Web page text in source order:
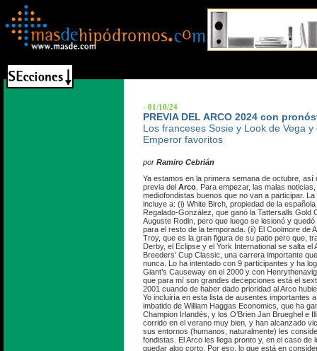
- 01/10/24
PREVIA DEL ARCO 2024 con
Los franceses Sosie y Look de Vega
Emperor favoritos
por Ramiro Cebrián
Ya estamos en la primera semana de octubre, así
previa del Arco . Para empezar, las malas
mediofondistas buenos que no van a participar.
incluye a: (i) White Birch, propiedad de la
Regalado-González, que ganó la Tattersalls Gold
Auguste Rodin, pero que luego se lesionó y
para el resto de la temporada. (ii) El Coolmore de
Troy, que es la gran figura de su patio pero que,
Derby, el Eclipse y el York International se salta el
Breeders’ Cup Classic, una carrera importante
nunca. Lo ha intentado con 9 participantes y ha
Giant’s Causeway en el 2000 y con
que para mí son grandes decepciones está el
2001 cuando de haber dado prioridad al Arco
Yo incluiría en esta lista de ausentes importantes
imbatido de William Haggas Economics, que ha
Champion Irlandés, y los O’Brien Jan Brueghel e
corrido en el verano muy bien, y han alcanzado
sus entornos (humanos, naturalmente) les
fondistas. El Arco les llega pronto y, en el caso de
quedar algo corto. Por eso, lo que está en